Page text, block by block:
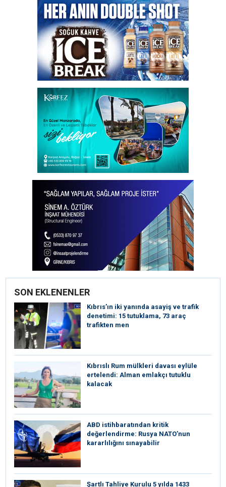
SON EKLENENLER
Kıbrıs’ın iki yanında asayiş ve trafik
denetimi: 15 tutuklama, 73 araç
trafikten men
Kıbrıslı Rum mülkleri davası eylüle
ertelendi: Alman emlakçı tutuklu
kalacak
ABD istihbaratından kritik
değerlendirme: Rusya NATO’nun
kararlılığını sınayabilir
Şartlı Tahliye Kurulu 5 yılda 1433